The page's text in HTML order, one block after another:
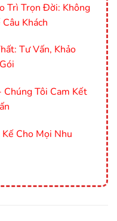
Trì Trọn Đời: Không
Khách
Tư Vấn, Khảo
Tôi Cam Kết
Cho Mọi Nhu